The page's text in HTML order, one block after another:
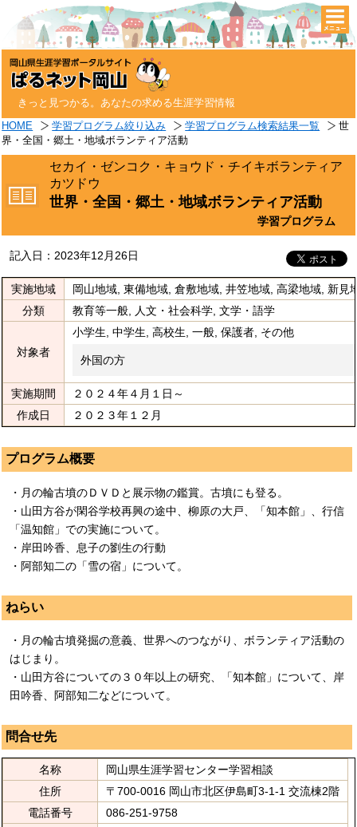
きっと見つかる。あなたの求める生涯学習情報
HOME 学習プログラム絞り込み 学習プログラム検索結果一覧
世
界・全国・郷土・地域ボランティア活動
セカイ・ゼンコク・キョウド・チイキボランティア
カツドウ
世界・全国・郷土・地域ボランティア活動
学習プログラム
記入日：2023年12月26日
実施地域
岡山地域, 東備地域, 倉敷地域, 井笠地域, 高梁地域, 新
分類
教育等一般, 人文・社会科学, 文学・語学
対象者
小学生, 中学生, 高校生, 一般, 保護者, その他
外国の方
実施期間
２０２４年４月１日～
作成日
２０２３年１２月
プログラム概要
・月の輪古墳のＤＶＤと展示物の鑑賞。古墳にも登る。
・山田方谷が閑谷学校再興の途中、柳原の大戸、「知本館」、行信
「温知館」での実施について。
・岸田吟香、息子の劉生の行動
・阿部知二の「雪の宿」について。
ねらい
・月の輪古墳発掘の意義、世界へのつながり、ボランティア活動の
はじまり。
・山田方谷についての３０年以上の研究、「知本館」について、岸
田吟香、阿部知二などについて。
問合せ先
名称
岡山県生涯学習センター学習相談
住所
〒700-0016 岡山市北区伊島町3-1-1 交流棟2階
電話番号
086-251-9758